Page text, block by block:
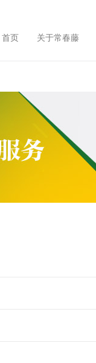
首页 关于常春藤